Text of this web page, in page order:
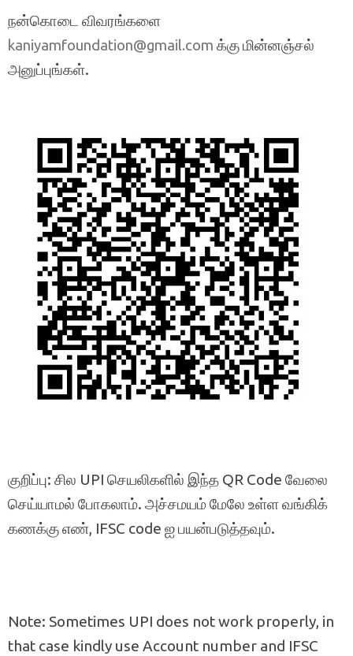
நன்கொடை விவரங்களை
kaniyamfoundation@gmail.com க்கு மின்னஞ்சல்
அனுப்புங்கள்.
குறிப்பு: சில UPI செயலிகளில் இந்த QR Code வேலை
செய்யாமல் போகலாம். அச்சமயம் மேலே உள்ள வங்கிக்
கணக்கு எண், IFSC code ஐ பயன்படுத்தவும்.
Note: Sometimes UPI does not work properly, in
that case kindly use Account number and IFSC